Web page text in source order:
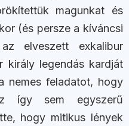
magunkat és
(és persze a kíváncsi
elveszett exkalibur
király legendás kardját
nemes feladatot, hogy
így sem egyszerű
hogy mitikus lények